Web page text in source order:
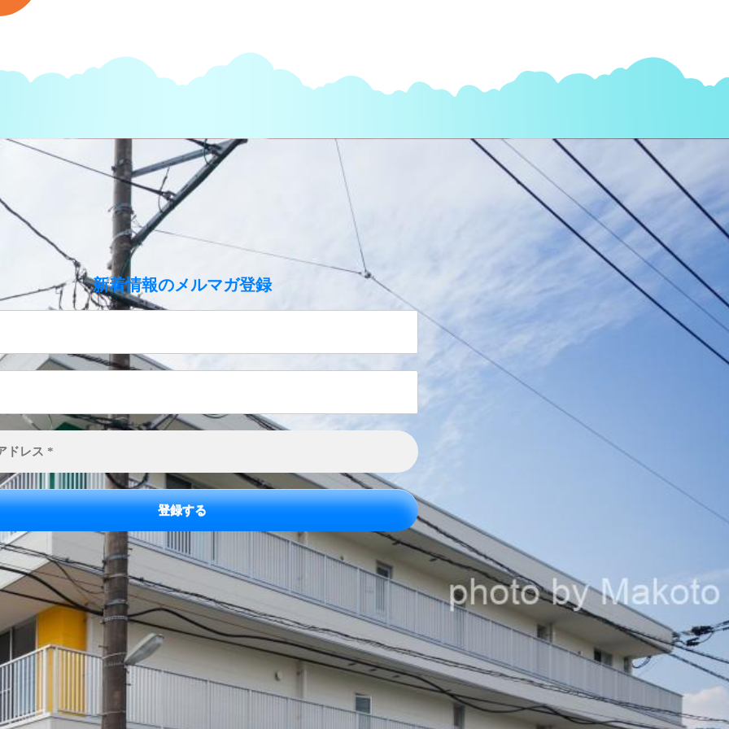
新着情報のメルマガ登録